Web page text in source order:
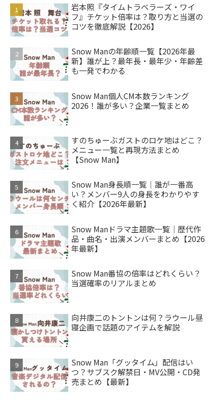
岩本照『タイムトラベラーズ・ワイ
フ』チケット倍率は？取り方と当選の
コツを徹底解説【2026】
Snow Manの年齢順一覧【2026年最
新】誰が上？最年長・最年少・年齢差
も一発でわかる
Snow Man個人CM本数ランキング
2026！誰が多い？企業一覧まとめ
すのちゅーぶガストのロケ地はどこ？
メニュー一覧と再現方法まとめ
【Snow Man】
Snow Man身長順一覧｜誰が一番高
い？メンバー9人の身長をわかりやす
く紹介【2026年最新】
Snow Manドラマ主題歌一覧｜歴代作
品・曲名・出演メンバーまとめ【2026
年最新】
Snow Man番協の倍率はどれくらい？
当選確率のリアルまとめ
向井康二のトントンは何？ラウール昼
寝企画で話題のアイテムを解説
Snow Man「グッタイム」配信はい
つ？サブスク解禁日・MV公開・CD発
売まとめ【最新】